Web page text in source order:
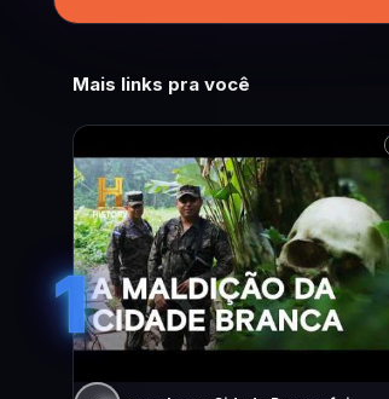
Mais links pra você
1